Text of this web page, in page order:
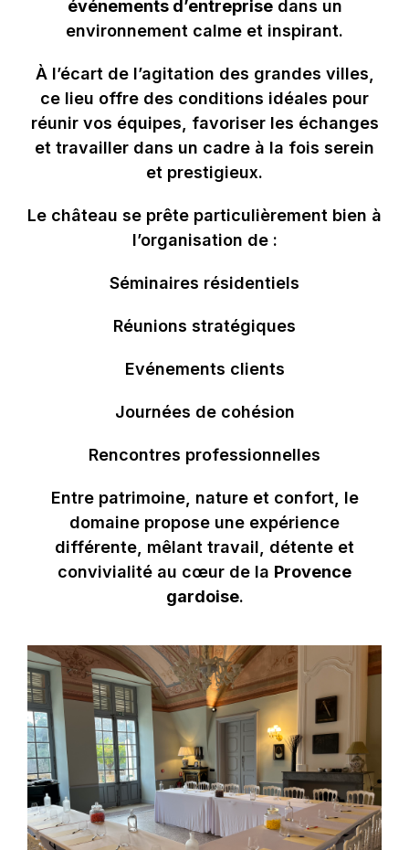
événements d’entreprisedans un
environnement calme et inspirant.
À l’écart de l’agitation des grandes villes,
ce lieu offre des conditions idéales pour
réunir vos équipes, favoriser les échanges
et travailler dans un cadre à la fois serein
et prestigieux.
Le château se prête particulièrement bien à
l’organisation de :
Séminaires résidentiels
Réunions stratégiques
Evénements clients
Journées de cohésion
Rencontres professionnelles
Entre patrimoine, nature et confort, le
domaine propose une expérience
différente, mêlant travail, détente et
convivialité au cœur de la Provence
gardoise.